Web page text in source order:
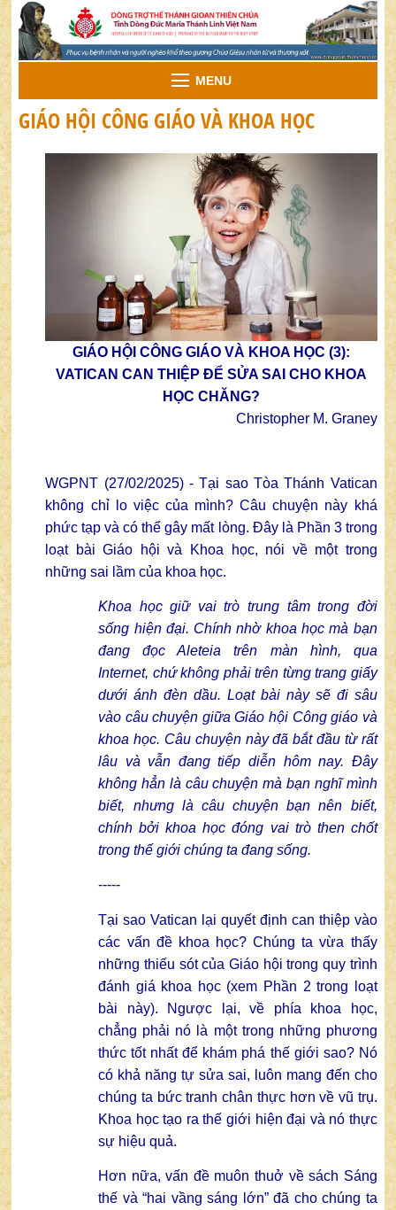
MENU
GIÁO HỘI CÔNG GIÁO VÀ KHOA HỌC
GIÁO HỘI CÔNG GIÁO VÀ KHOA HỌC (3):
VATICAN CAN THIỆP ĐỂ SỬA SAI CHO KHOA
HỌC CHĂNG?
Christopher M. Graney
WGPNT (27/02/2025) - Tại sao Tòa Thánh Vatican
không chỉ lo việc của mình? Câu chuyện này khá
phức tạp và có thể gây mất lòng. Đây là Phần 3 trong
loạt bài Giáo hội và Khoa học, nói về một trong
những sai lầm của khoa học.
Khoa học giữ vai trò trung tâm trong đời
sống hiện đại. Chính nhờ khoa học mà bạn
đang đọc Aleteia trên màn hình, qua
Internet, chứ không phải trên từng trang giấy
dưới ánh đèn dầu. Loạt bài này sẽ đi sâu
vào câu chuyện giữa Giáo hội Công giáo và
khoa học. Câu chuyện này đã bắt đầu từ rất
lâu và vẫn đang tiếp diễn hôm nay. Đây
không hẳn là câu chuyện mà bạn nghĩ mình
biết, nhưng là câu chuyện bạn nên biết,
chính bởi khoa học đóng vai trò then chốt
trong thế giới chúng ta đang sống.
-----
Tại sao Vatican lại quyết định can thiệp vào
các vấn đề khoa học? Chúng ta vừa thấy
những thiếu sót của Giáo hội trong quy trình
đánh giá khoa học (xem Phần 2 trong loạt
bài này). Ngược lại, về phía khoa học,
chẳng phải nó là một trong những phương
thức tốt nhất để khám phá thế giới sao? Nó
có khả năng tự sửa sai, luôn mang đến cho
chúng ta bức tranh chân thực hơn về vũ trụ.
Khoa học tạo ra thế giới hiện đại và nó thực
sự hiệu quả.
Hơn nữa, vấn đề muôn thuở về sách Sáng
thế và “hai vầng sáng lớn” đã cho chúng ta